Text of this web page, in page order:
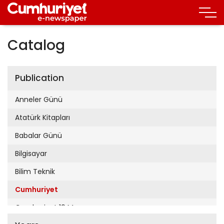
Catalog
Publication
Anneler Günü
Atatürk Kitapları
Babalar Günü
Bilgisayar
Bilim Teknik
Cumhuriyet
Cumhuriyet 19 Mayıs